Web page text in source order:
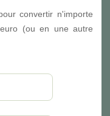
convertir n'importe
(ou en une autre